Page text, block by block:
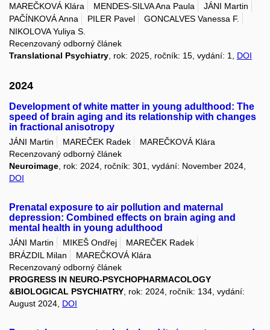
MAREČKOVÁ Klára MENDES-SILVA Ana Paula
JÁNI Martin
PAČÍNKOVÁ Anna
PILER Pavel
GONCALVES Vanessa F.
NIKOLOVA Yuliya S.
Recenzovaný odborný článek
Translational Psychiatry, rok: 2025, ročník: 15, vydání: 1, DOI
2024
Development of white matter in young adulthood: The
speed of brain aging and its relationship with changes
in fractional anisotropy
JÁNI Martin MAREČEK Radek
MAREČKOVÁ Klára
Recenzovaný odborný článek
Neuroimage , rok: 2024, ročník: 301, vydání: November 2024,
DOI
Prenatal exposure to air pollution and maternal
depression: Combined effects on brain aging and
mental health in young adulthood
JÁNI Martin MIKEŠ Ondřej
MAREČEK Radek
BRÁZDIL Milan
MAREČKOVÁ Klára
Recenzovaný odborný článek
PROGRESS IN NEURO-PSYCHOPHARMACOLOGY
&BIOLOGICAL PSYCHIATRY, rok: 2024, ročník: 134, vydání:
August 2024, DOI